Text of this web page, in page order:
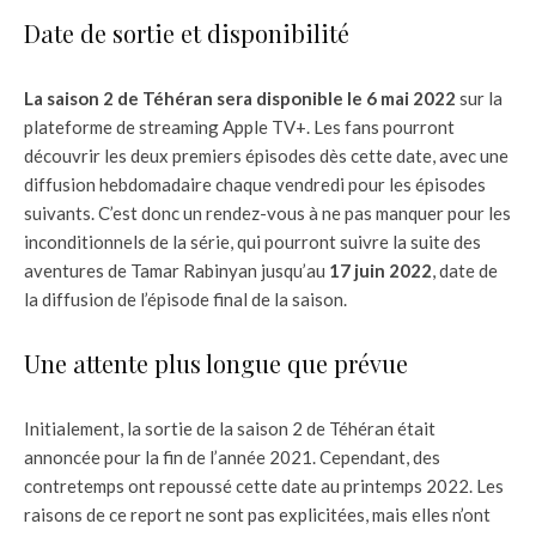
Date de sortie et disponibilité
La saison 2 de Téhéran sera disponible le 6 mai 2022 sur la
plateforme de streaming Apple TV+. Les fans pourront
découvrir les deux premiers épisodes dès cette date, avec une
diffusion hebdomadaire chaque vendredi pour les épisodes
suivants. C’est donc un rendez-vous à ne pas manquer pour les
inconditionnels de la série, qui pourront suivre la suite des
aventures de Tamar Rabinyan jusqu’au 17 juin 2022, date de
la diffusion de l’épisode final de la saison.
Une attente plus longue que prévue
Initialement, la sortie de la saison 2 de Téhéran était
annoncée pour la fin de l’année 2021. Cependant, des
contretemps ont repoussé cette date au printemps 2022. Les
raisons de ce report ne sont pas explicitées, mais elles n’ont